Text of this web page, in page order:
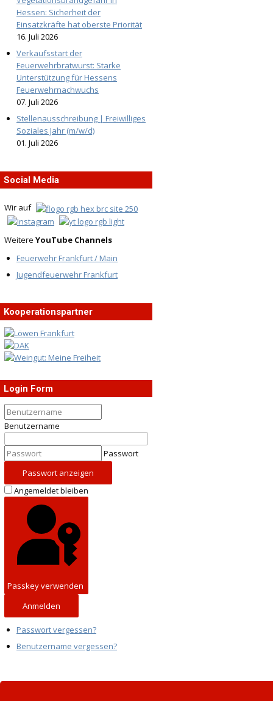
Hessen: Sicherheit der
Einsatzkräfte hat oberste Priorität
16. Juli 2026
Verkaufsstart der
Feuerwehrbratwurst: Starke
Unterstützung für Hessens
Feuerwehrnachwuchs
07. Juli 2026
Stellenausschreibung | Freiwilliges
Soziales Jahr (m/w/d)
01. Juli 2026
Social Media
Wir auf
Weitere YouTube Channels
Feuerwehr Frankfurt / Main
Jugendfeuerwehr Frankfurt
Kooperationspartner
Login Form
Benutzername
Passwort
Passwort anzeigen
Angemeldet bleiben
Passkey verwenden
Anmelden
Passwort vergessen?
Benutzername vergessen?